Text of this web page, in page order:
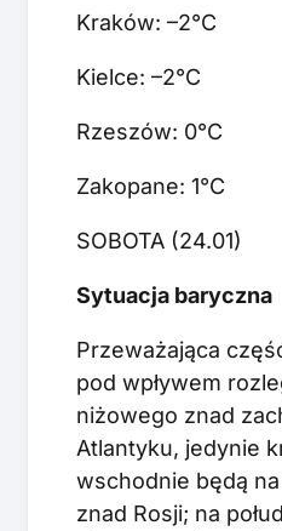
Kraków: –2°C
Kielce: –2°C
Rzeszów: 0°C
Zakopane: 1°C
SOBOTA (24.01)
Sytuacja baryczna
Przeważająca
pod wpływem
niżowego znad
Atlantyku, jedynie
wschodnie będą
znad Rosji; na